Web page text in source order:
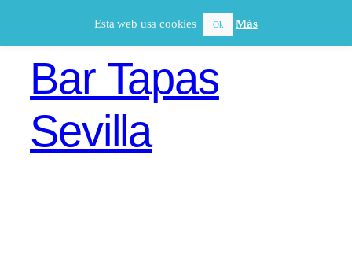
Bar Tapas
Sevilla
Esta web usa cookies Ok Más